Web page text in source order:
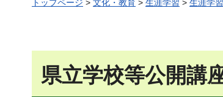
トップページ > 文化・教育 > 生涯学習 > 生涯学
県立学校等公開講